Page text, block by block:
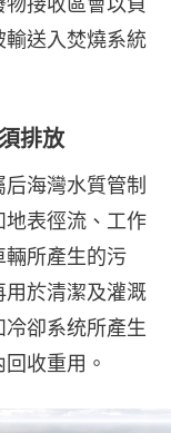
送入焚燒系統
排放
海灣水質管制
表徑流、工作
輛所產生的污
於清潔及灌溉
卻系统所產生
收重用。